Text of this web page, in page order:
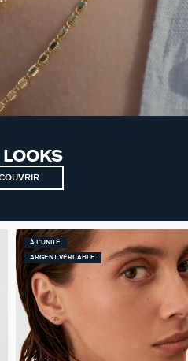
LOOKS
À L'UNITÉ
ARGENT VÉRITABLE